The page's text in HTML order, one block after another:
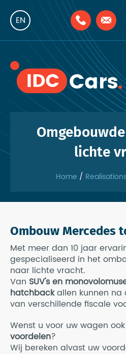
EN
NL
lichte
Home
Ombouw Mercedes
Met meer dan 10 jaar
gespecialiseerd in het
naar lichte vracht.
Van SUV's en
hatchbackallen kunnen na
van verschillende fiscale
Wenst u voor uw wagen
voordelen?
Wij bereken alvast uw